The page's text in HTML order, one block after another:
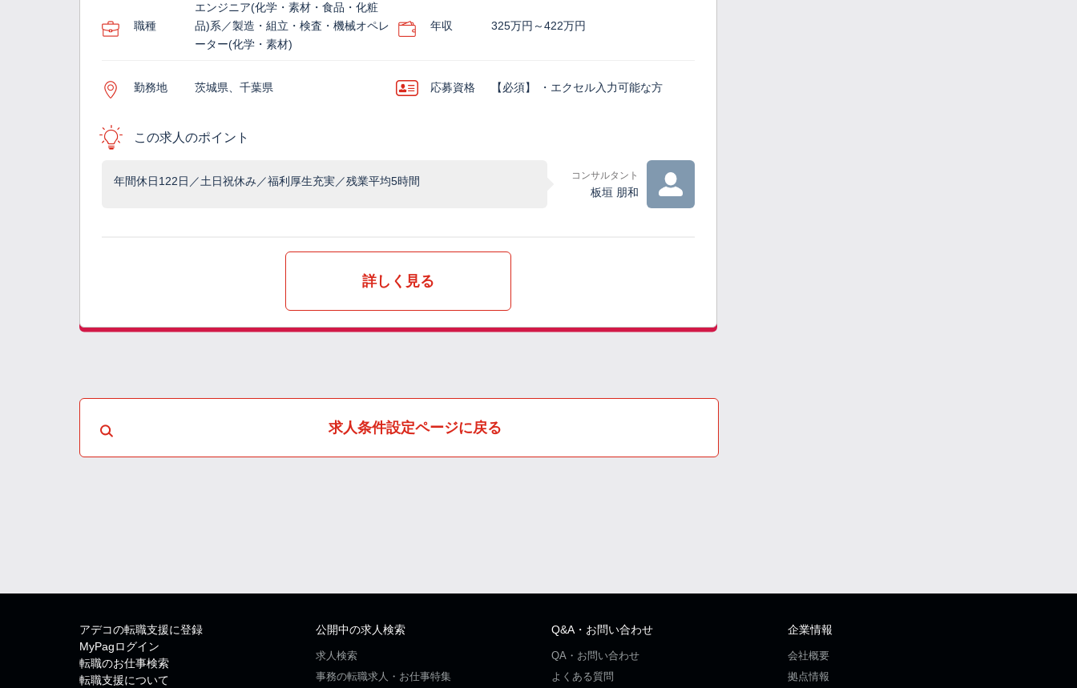
職種
エンジニア(化学・素材・食品・化粧
品)系／製造・組立・検査・機械オペレ
ーター(化学・素材)
年収 325万円～422万円
勤務地 茨城県、千葉県 応募資格 【必須】 ・エクセル入力可能な方
この求人のポイント
年間休日122日／土日祝休み／福利厚生充実／残業平均5時間 コンサルタント
板垣 朋和
詳しく見る
求人条件設定ページに戻る
アデコの転職支援に登録
MyPagログイン
転職のお仕事検索
転職支援について
公開中の求人検索
求人検索
事務の転職求人・お仕事特集
Q&A・お問い合わせ
QA・お問い合わせ
よくある質問
企業情報
会社概要
拠点情報